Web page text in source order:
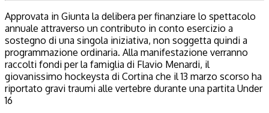
Approvata in Giunta la delibera per finanziare lo spettacolo
annuale attraverso un contributo in conto esercizio a
sostegno di una singola iniziativa, non soggetta quindi a
programmazione ordinaria. Alla manifestazione verranno
raccolti fondi per la famiglia di Flavio Menardi, il
giovanissimo hockeysta di Cortina che il 13 marzo scorso ha
riportato gravi traumi alle vertebre durante una partita Under
16